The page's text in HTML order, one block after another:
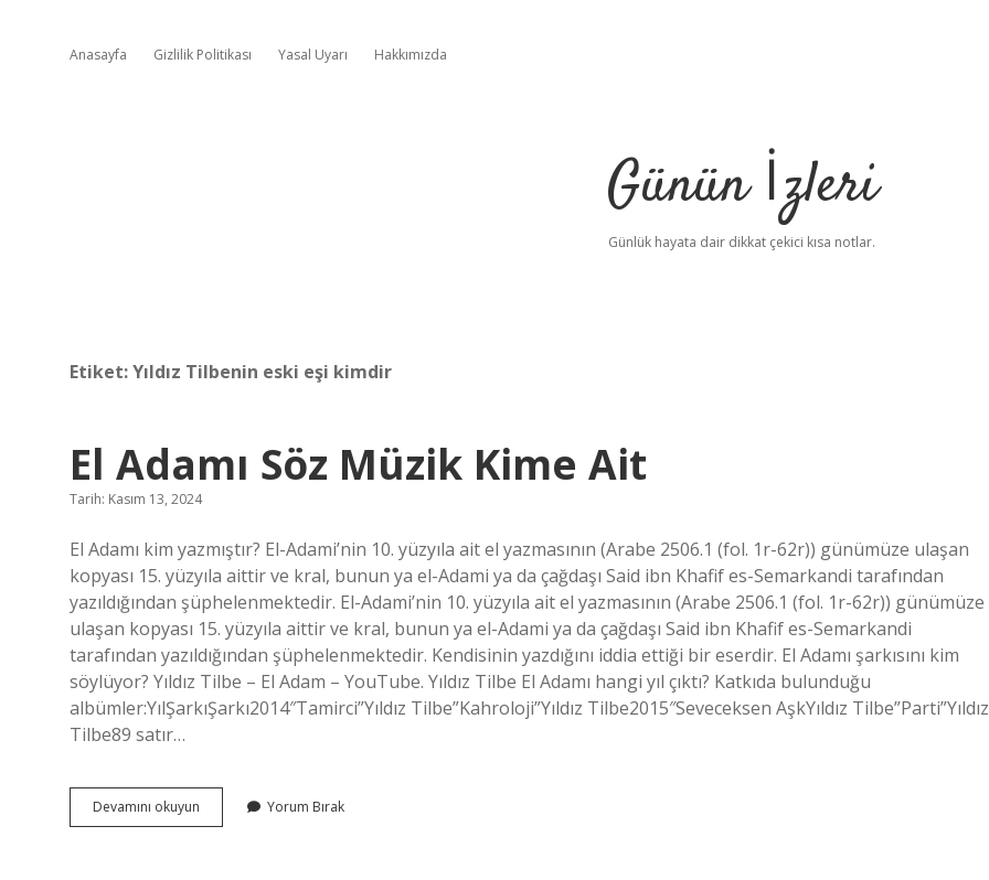
Anasayfa Gizlilik Politikası Yasal Uyarı Hakkımızda
Günün İzleri
Günlük hayata dair dikkat çekici kısa notlar.
Etiket:Yıldız Tilbenin eski eşi kimdir
El Adamı Söz Müzik Kime Ait
Tarih: Kasım 13, 2024
El Adamı kim yazmıştır? El-Adami’nin 10. yüzyıla ait el yazmasının (Arabe 2506.1 (fol. 1r-62r)) günümüze ulaşan
kopyası 15. yüzyıla aittir ve kral, bunun ya el-Adami ya da çağdaşı Said ibn Khafif es-Semarkandi tarafından
yazıldığından şüphelenmektedir. El-Adami’nin 10. yüzyıla ait el yazmasının (Arabe 2506.1 (fol. 1r-62r)) günümüze
ulaşan kopyası 15. yüzyıla aittir ve kral, bunun ya el-Adami ya da çağdaşı Said ibn Khafif es-Semarkandi
tarafından yazıldığından şüphelenmektedir. Kendisinin yazdığını iddia ettiği bir eserdir. El Adamı şarkısını kim
söylüyor? Yıldız Tilbe – El Adam – YouTube. Yıldız Tilbe El Adamı hangi yıl çıktı? Katkıda bulunduğu
albümler:YılŞarkıŞarkı2014″Tamirci”Yıldız Tilbe”Kahroloji”Yıldız Tilbe2015″Seveceksen AşkYıldız Tilbe”Parti”Yıldız
Tilbe89 satır…
Devamını okuyun
Adamı
Yorum Bırak